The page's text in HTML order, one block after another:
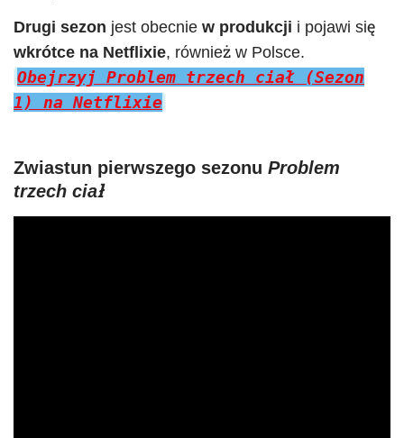
Drugi sezon jest obecnie w produkcji i pojawi się
wkrótce na Netflixie, również w Polsce.
Obejrzyj Problem trzech ciał (Sezon
1) na Netflixie
Zwiastun pierwszego sezonu Problem
trzech ciał